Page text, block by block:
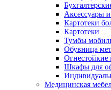
Аксессуары
Картотеки
Картотеки
Тумбы
Обувница
Шкафы для
Медицинская